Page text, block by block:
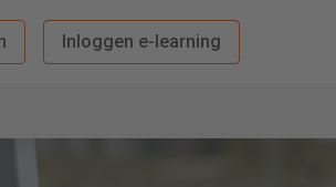
Inloggen e-learning